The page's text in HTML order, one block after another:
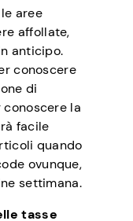
aree
affollate,
anticipo.
conoscere
di
la
facile
quando
ovunque,
settimana.
tasse